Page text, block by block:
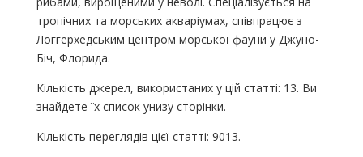
тропічних та морських акваріумах, співпрацює з
Логгерхедським центром морської фауни у Джуно-
Біч, Флорида.
Кількість джерел, використаних у цій статті: 13. Ви
знайдете їх список унизу сторінки.
Кількість переглядів цієї статті: 9013.